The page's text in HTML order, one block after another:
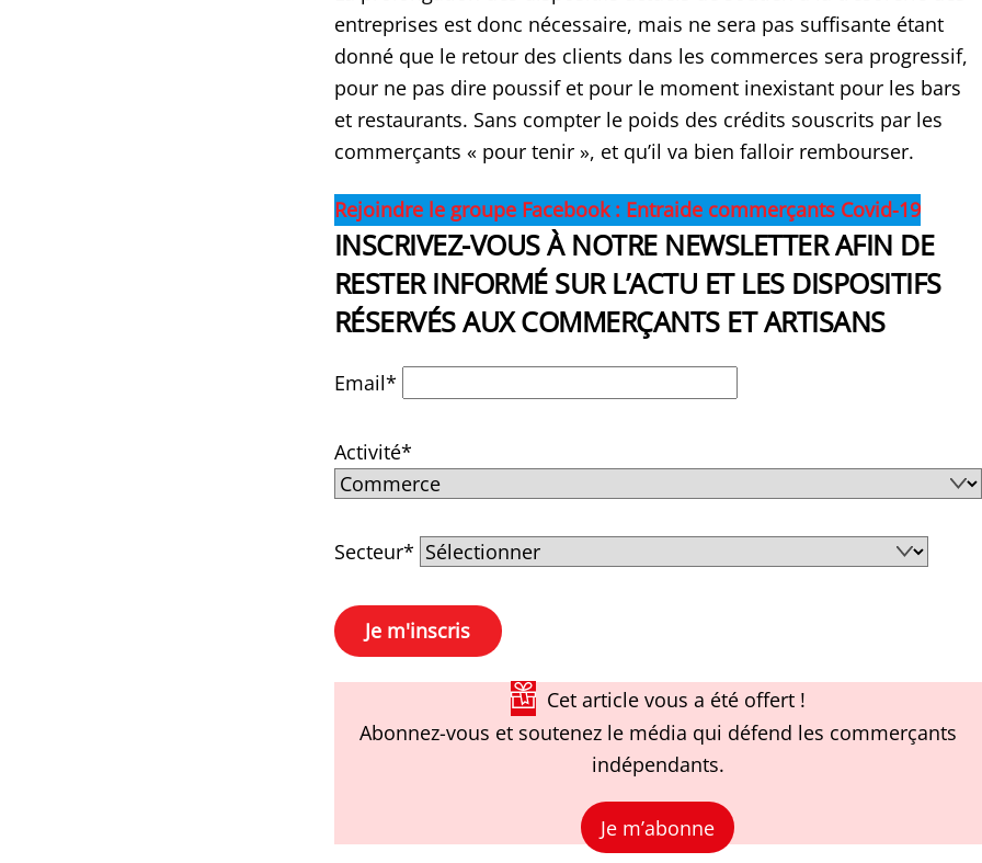
entreprises est donc nécessaire, mais ne sera pas suffisante étant
donné que le retour des clients dans les commerces sera progressif,
pour ne pas dire poussif et pour le moment inexistant pour les bars
et restaurants. Sans compter le poids des crédits souscrits par les
commerçants « pour tenir », et qu’il va bien falloir rembourser.
Rejoindre le groupe Facebook : Entraide commerçants Covid-19
INSCRIVEZ-VOUS À NOTRE NEWSLETTER AFIN DE
RESTER INFORMÉ SUR L’ACTU ET LES DISPOSITIFS
RÉSERVÉS AUX COMMERÇANTS ET ARTISANS
Email*
Activité*
Secteur*
Cet article vous a été offert !
Abonnez-vous et soutenez le média qui défend les commerçants
indépendants.
Je m’abonne